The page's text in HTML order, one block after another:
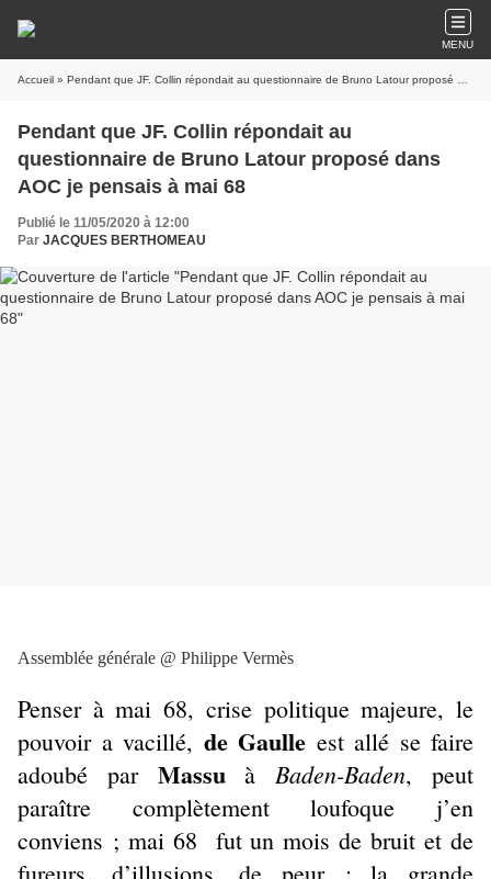
MENU
Accueil » Pendant que JF. Collin répondait au questionnaire de Bruno Latour proposé dans AOC je pensais à mai 68
Pendant que JF. Collin répondait au
questionnaire de Bruno Latour proposé dans
AOC je pensais à mai 68
Publié le 11/05/2020 à 12:00
Par JACQUES BERTHOMEAU
Assemblée générale @ Philippe Vermès
Penser à mai 68, crise politique majeure, le
pouvoir a vacillé, de Gaulle est allé se faire
adoubé par MassuàBaden-Baden, peut
paraître complètement loufoque j’en
conviens ; mai 68 fut un mois de bruit et de